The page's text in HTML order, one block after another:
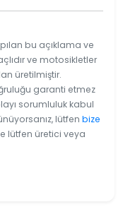
bu açıklama ve
ve motosikletler
üretilmiştir.
garanti etmez
sorumluluk kabul
lütfen bize
lütfen üretici veya